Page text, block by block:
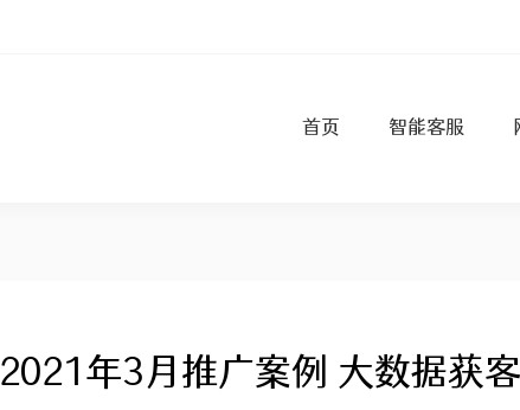
首页 智能客服
2021年3月推广案例 大数据获客